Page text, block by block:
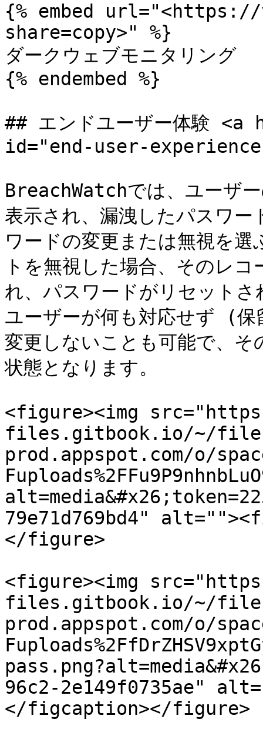
{% embed url="<https://
share=copy>" %}
ダークウェブモニタリング
{% endembed %}
## エンドユーザー体験
id="end-user-
BreachWatchでは、ユーザ
表示され、漏洩したパス
ワードの変更または無視を
トを無視した場合、そのレ
れ、パスワードがリセット
ユーザーが何も対応せず (
変更しないことも可能で、
状態となります。
<figure><img
files.gitbook.io/~/
prod.appspot.com/o/
79e71d769bd4"
</figure>
<figure><img
files.gitbook.io/~/
prod.appspot.com/o/
96c2-2e149f0735ae"
</figcaption></figure>